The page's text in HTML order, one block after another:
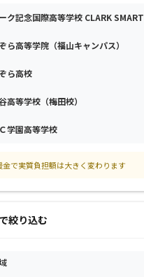
ク記念国際高等学校 CLARK SMART
ら高等学院（福山キャンパス）
ら高校
高等学校（梅田校）
学園高等学校
金で実質負担額は大きく変わります
絞り込む